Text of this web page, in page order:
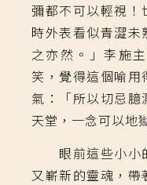
彌都不可以輕視！
時外表看似青澀
之亦然。」李施
笑，覺得這個喻用
氣：「所以切忌
天堂，一念可以地
眼前這些小小
又嶄新的靈魂，